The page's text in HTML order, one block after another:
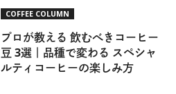
COFFEE COLUMN
プロが教える 飲むべきコーヒー
豆 3選｜品種で変わる スペシャ
ルティコーヒーの楽しみ方